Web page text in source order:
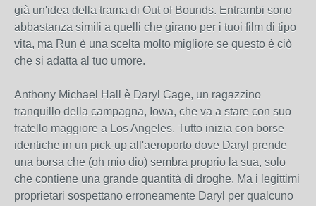
già un'idea della trama di Out of Bounds. Entrambi sono
abbastanza simili a quelli che girano per i tuoi film di tipo
vita, ma Run è una scelta molto migliore se questo è ciò
che si adatta al tuo umore.
Anthony Michael Hall è Daryl Cage, un ragazzino
tranquillo della campagna, Iowa, che va a stare con suo
fratello maggiore a Los Angeles. Tutto inizia con borse
identiche in un pick-up all'aeroporto dove Daryl prende
una borsa che (oh mio dio) sembra proprio la sua, solo
che contiene una grande quantità di droghe. Ma i legittimi
proprietari sospettano erroneamente Daryl per qualcuno